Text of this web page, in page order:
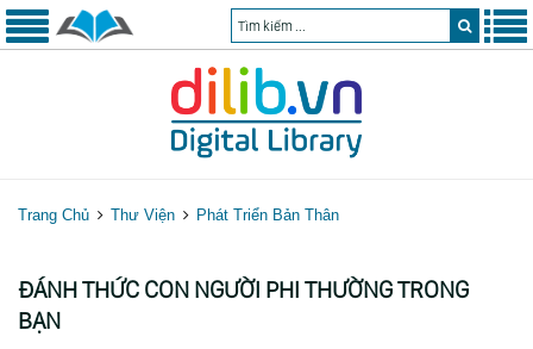
Trang Chủ Thư Viện Phát Triển Bản Thân
ĐÁNH THỨC CON NGƯỜI PHI THƯỜNG TRONG
BẠN